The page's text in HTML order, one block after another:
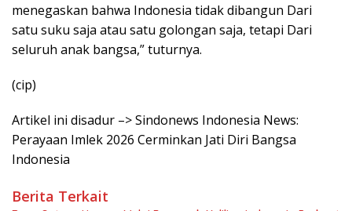
menegaskan bahwa Indonesia tidak dibangun Dari
satu suku saja atau satu golongan saja, tetapi Dari
seluruh anak bangsa,” tuturnya.
(cip)
Artikel ini disadur –> Sindonews Indonesia News:
Perayaan Imlek 2026 Cerminkan Jati Diri Bangsa
Indonesia
Berita Terkait